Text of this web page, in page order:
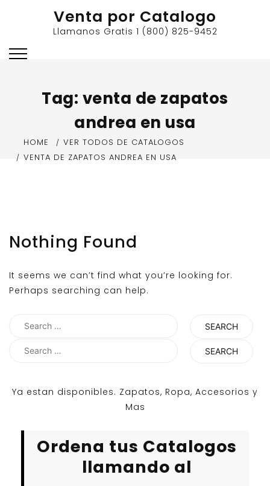
Venta por Catalogo
Llamanos Gratis 1 (800) 825-9452
Tag: venta de zapatos
andrea en usa
HOME
VER TODOS DE CATALOGOS
VENTA DE ZAPATOS ANDREA EN USA
Nothing Found
It seems we can’t find what you’re looking for.
Perhaps searching can help.
Search
Search
Ya estan disponibles. Zapatos, Ropa, Accesorios y
Mas
Ordena tus Catalogos
llamando al